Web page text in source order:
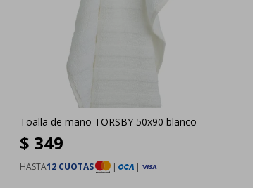
Toalla de mano TORSBY 50x90 blanco
$ 349
HASTA12 CUOTAS | |